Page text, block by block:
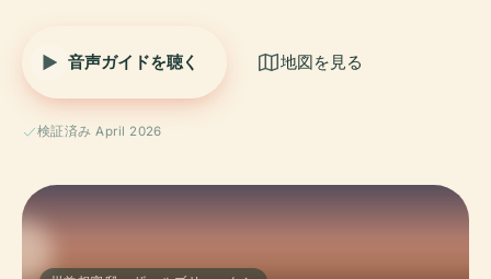
音声ガイドを聴く 地図を見る
検証済み April 2026